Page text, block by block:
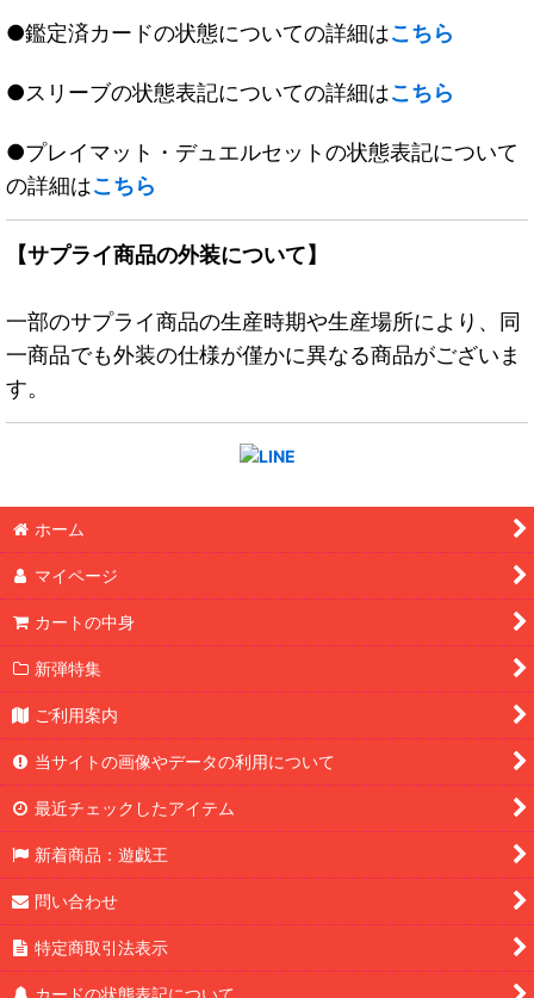
●鑑定済カードの状態についての詳細はこちら
●スリーブの状態表記についての詳細はこちら
●プレイマット・デュエルセットの状態表記について
の詳細はこちら
【サプライ商品の外装について】
一部のサプライ商品の生産時期や生産場所により、同
一商品でも外装の仕様が僅かに異なる商品がございま
す。
ホーム
マイページ
カートの中身
新弾特集
ご利用案内
当サイトの画像やデータの利用について
最近チェックしたアイテム
新着商品：遊戯王
問い合わせ
特定商取引法表示
カードの状態表記について